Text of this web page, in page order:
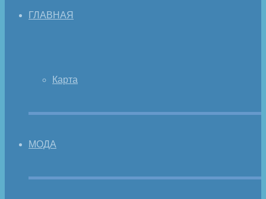
ГЛАВНАЯ
Карта
МОДА